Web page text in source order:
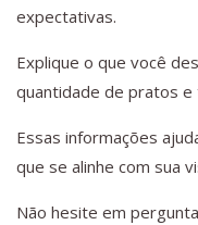
expectativas.
Explique o que você
quantidade de pratos e
Essas informações
que se alinhe com sua
Não hesite em